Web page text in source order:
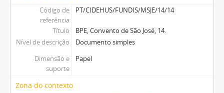
Código de
referência
PT/CIDEHUS/FUNDIS/MSJE/14/14
Título
BPE, Convento de São José, 14.
Nível de descrição
Documento simples
Dimensão e
suporte
Papel
Zona do contexto